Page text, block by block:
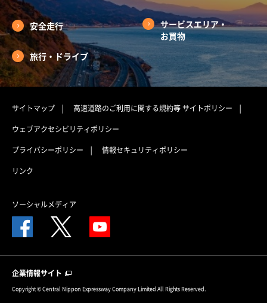
安全走行
サービスエリア・
お買物
旅行・ドライブ
サイトマップ 高速道路のご利用に関する規約等サイトポリシー
ウェブアクセシビリティポリシー
プライバシーポリシー
情報セキュリティポリシー
リンク
ソーシャルメディア
企業情報サイト
Copyright © Central Nippon Expressway Company Limited All Rights Reserved.